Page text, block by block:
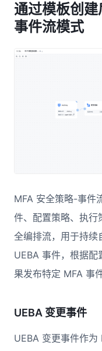
通过模板创
事件流模式
MFA 安全策略-事件
件、配置策略、执行
全编排流，用于持续
UEBA 事件，根据配
果发布特定 MFA 事
UEBA 变更事件
UEBA 变更事件作为